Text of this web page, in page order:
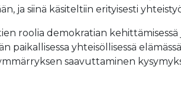
ja siinä käsiteltiin erityisesti
roolia demokratian
yhteisöllisessä
saavuttaminen